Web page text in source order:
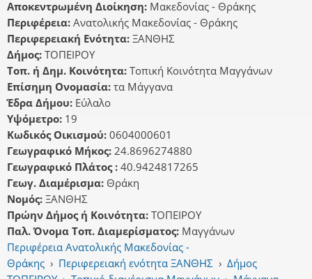
Αποκεντρωμένη Διοίκηση: Μακεδονίας - Θράκης
Περιφέρεια: Ανατολικής Μακεδονίας - Θράκης
Περιφερειακή Ενότητα: ΞΑΝΘΗΣ
Δήμος: ΤΟΠΕΙΡΟΥ
Τοπ. ή Δημ. Κοινότητα: Τοπική Κοινότητα Μαγγάνων
Επίσημη Ονομασία: τα Μάγγανα
Έδρα Δήμου: Εύλαλο
Υψόμετρο: 19
Κωδικός Οικισμού: 0604000601
Γεωγραφικό Μήκος: 24.8696274880
Γεωγραφικό Πλάτος : 40.9424817265
Γεωγ. Διαμέρισμα: Θράκη
Νομός: ΞΑΝΘΗΣ
Πρώην Δήμος ή Κοινότητα: ΤΟΠΕΙΡΟΥ
Παλ. Όνομα Τοπ. Διαμερίσματος: Μαγγάνων
Περιφέρεια Ανατολικής Μακεδονίας -
Θράκης › Περιφερειακή ενότητα ΞΑΝΘΗΣ › Δήμος